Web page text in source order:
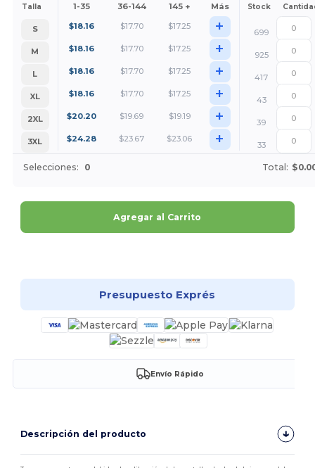
Talla 1-35 36-144 145 + Más Stock
S $18.16 $17.70 $17.25 +
699
M
$18.16 $17.70 $17.25 +
925
L
$18.16 $17.70 $17.25 +
417
XL
$18.16 $17.70 $17.25 +
43
2XL
$20.20 $19.69 $19.19 +
39
3XL
$24.28 $23.67 $23.06 + 33
Selecciones: 0 Total:
Agregar al Carrito
Presupuesto Exprés
Envío Rápido
Descripción del producto